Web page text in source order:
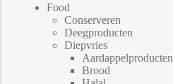
Food
Conserveren
Deegproducten
Diepvries
Aardappelproducten
Brood